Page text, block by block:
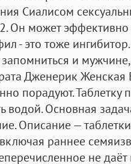
Сиалисом
Он может
- это тоже
и
Дженерик Женская
порадуют. Таблетку
водой. Основная
Описание —
раннее
не даёт